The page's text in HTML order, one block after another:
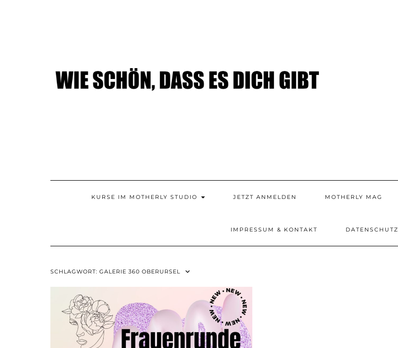
KURSE IM MOTHERLY STUDIO JETZT ANMELDEN MOTHERLY MAG
IMPRESSUM & KONTAKT DATENSCHUTZ
SCHLAGWORT: GALERIE 360 OBERURSEL